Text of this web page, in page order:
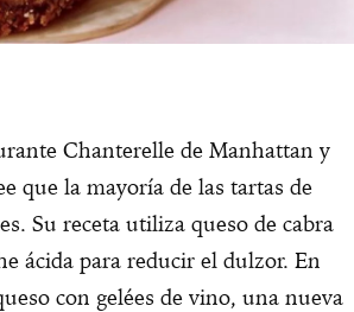
Chanterelle de Manhattan y
que la mayoría de las tartas de
Su receta utiliza queso de cabra
ácida para reducir el dulzor. En
con gelées de vino, una nueva